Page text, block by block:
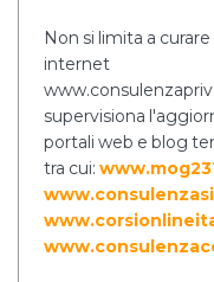
Non si limita a
internet
supervisiona
portali web e blog
tra cui: